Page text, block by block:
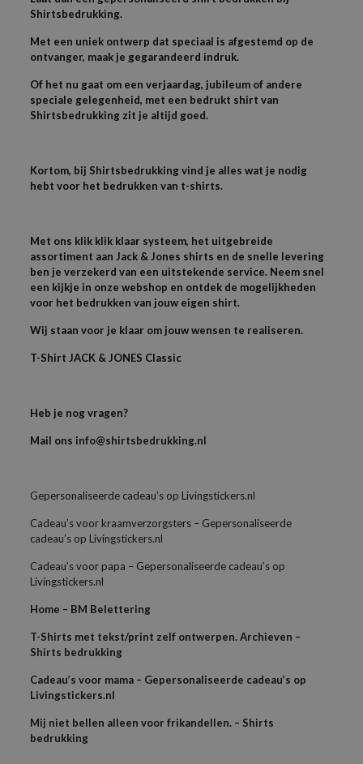
Shirtsbedrukking.
Met een uniek ontwerp dat speciaal is afgestemd op de
ontvanger, maak je gegarandeerd indruk.
Of het nu gaat om een verjaardag, jubileum of andere
speciale gelegenheid, met een bedrukt shirt van
Shirtsbedrukking zit je altijd goed.
Kortom, bij Shirtsbedrukking vind je alles wat je nodig
hebt voor het bedrukken van t-shirts.
Met ons klik klik klaar systeem, het uitgebreide
assortiment aan Jack & Jones shirts en de snelle levering
ben je verzekerd van een uitstekende service. Neem snel
een kijkje in onze webshop en ontdek de mogelijkheden
voor het bedrukken van jouw eigen shirt.
Wij staan voor je klaar om jouw wensen te realiseren.
T-Shirt JACK & JONES Classic
Heb je nog vragen?
Mail ons info@shirtsbedrukking.nl
Gepersonaliseerde cadeau’s op Livingstickers.nl
Cadeau’s voor kraamverzorgsters – Gepersonaliseerde
cadeau’s op Livingstickers.nl
Cadeau’s voor papa – Gepersonaliseerde cadeau’s op
Livingstickers.nl
Home – BM Belettering
T-Shirts met tekst/print zelf ontwerpen. Archieven –
Shirts bedrukking
Cadeau’s voor mama – Gepersonaliseerde cadeau’s op
Livingstickers.nl
Mij niet bellen alleen voor frikandellen. – Shirts
bedrukking